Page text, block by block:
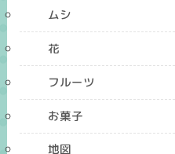
ムシ
花
フルーツ
お菓子
地図